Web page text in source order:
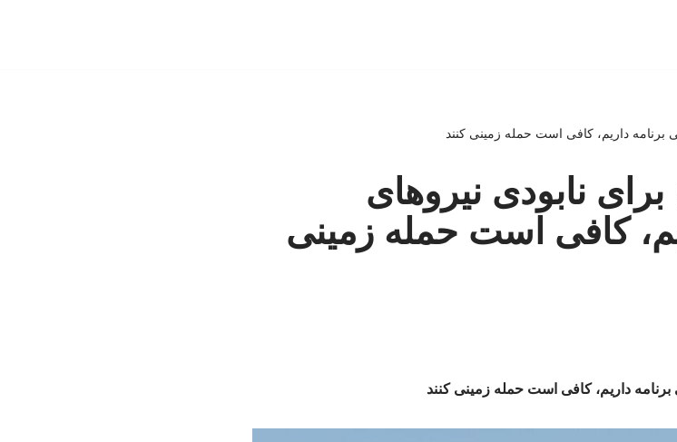
برنامه داریم، کافی است حمله زمینی کنند
نابودی نیروهای
کافی است حمله زمینی
برنامه داریم، کافی است حمله زمینی کنند